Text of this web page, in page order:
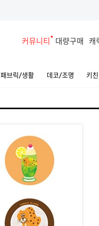
커뮤니티 대량구매 캐
패브릭/생활 데코/조명 키친